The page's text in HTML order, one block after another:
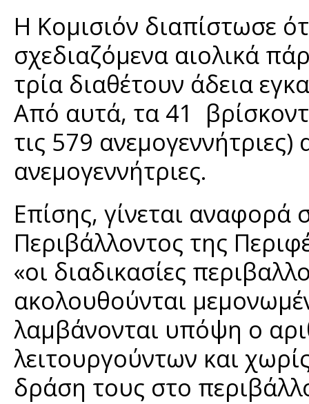
Η Κομισιόν διαπίστωσε
σχεδιαζόμενα αιολικά
τρία διαθέτουν άδεια
Από αυτά, τα 41
τις 579
ανεμογεννήτριες.
Επίσης, γίνεται αναφορά
Περιβάλλοντος της
«οι διαδικασίες
ακολουθούνται
λαμβάνονται υπόψη ο
λειτουργούντων και
δράση τους στο